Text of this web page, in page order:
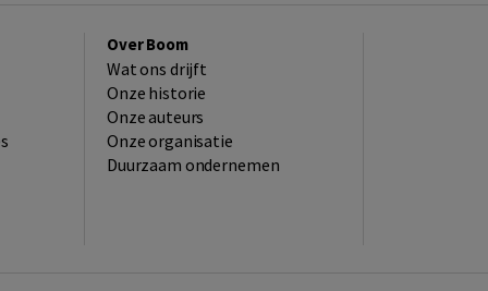
Over Boom
Wat ons drijft
Onze historie
Onze auteurs
Onze organisatie
Duurzaam ondernemen